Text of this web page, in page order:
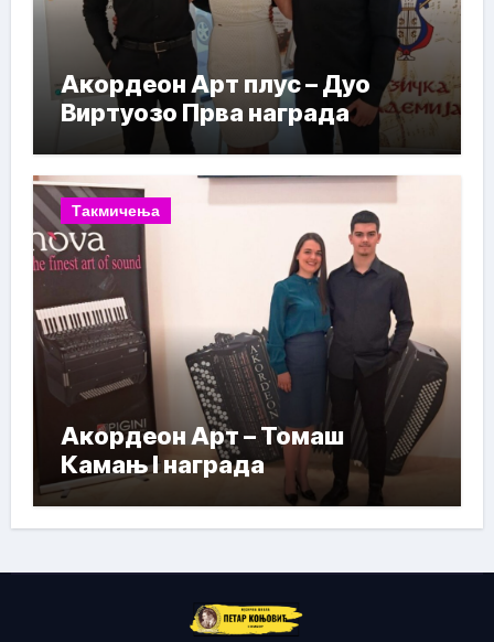
Акордеон Арт плус – Дуо
Виртуозо Прва награда
Такмичења
Акордеон Арт – Томаш
Камањ I награда